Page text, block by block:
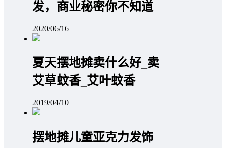
发，商业秘密你不知道
2020/06/16
夏天摆地摊卖什么好_卖
艾草蚊香_艾叶蚊香
2019/04/10
摆地摊儿童亚克力发饰